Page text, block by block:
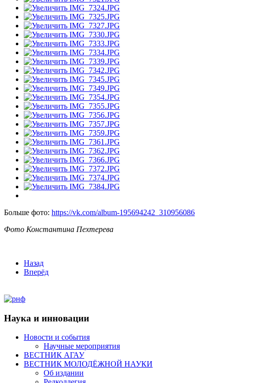
Больше фото: https://vk.com/album-195694242_310956086
Фото Константина Пехтерева
Назад
Вперёд
Наука и инновации
Новости и события
Научные мероприятия
ВЕСТНИК АГАУ
ВЕСТНИК МОЛОДЁЖНОЙ НАУКИ
Об издании